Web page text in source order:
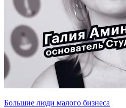
Большие люди малого бизнеса